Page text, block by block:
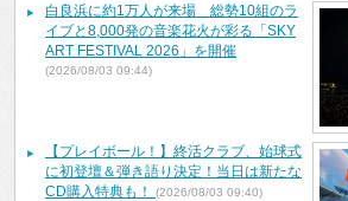
白良浜に約1万人が来場 総勢10組のラ
イブと8,000発の音楽花火が彩る「SKY
ART FESTIVAL 2026」を開催
(2026/08/03 09:44)
【プレイボール！】終活クラブ、始球式
に初登壇＆弾き語り決定！当日は新たな
CD購入特典も！
(2026/08/03 09:40)